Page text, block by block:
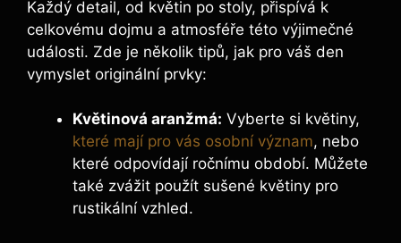
Každý detail, od květin po stoly, přispívá k
celkovému dojmu a atmosféře této výjimečné
události. Zde je několik tipů, jak pro váš den
vymyslet originální prvky:
Květinová aranžmá: Vyberte si květiny,
které mají pro vás osobní význam, nebo
které odpovídají ročnímu období. Můžete
také zvážit použít sušené květiny pro
rustikální vzhled.